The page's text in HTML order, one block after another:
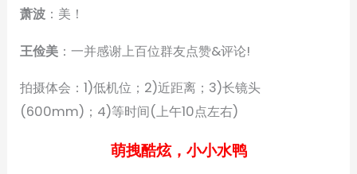
萧波 ：美！
王俭美 ：一并感谢上百位群友点赞&评论!
拍摄体会：1)低机位；2)近距离；3)长镜头
(600mm)；4)等时间(上午10点左右)
萌拽酷炫，小小水鸭